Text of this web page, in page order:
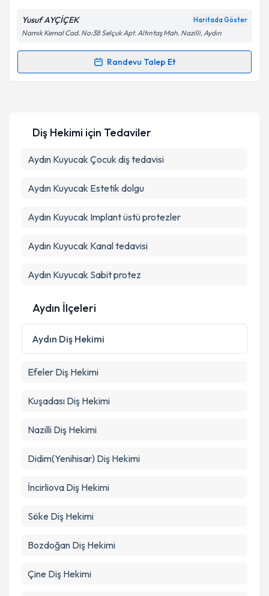
Kişisel verilerimin işlenmesine ilişkin
Metni'ni okudum ve kişisel verilerimin belirtilen
Yusuf AYÇİÇEK Haritada Göster
Namık Kemal Cad. No:38 Selçuk Apt. Altıntaş Mah. Nazilli, Aydın
Randevu Talep Et
Randevu Takvimi Talebi
takvim hazırlandığında e-posta ile bilgilendireceğiz.
E-posta Adresiniz
Kişisel verilerimin işlenmesine ilişkin
Takvim Talebini Gönder
Diş Hekimi için Tedaviler
Aydın Kuyucak Çocuk diş tedavisi
Aydın Kuyucak Estetik dolgu
Aydın Kuyucak Implant üstü protezler
Aydın Kuyucak Kanal tedavisi
Aydın Kuyucak Sabit protez
Aydın İlçeleri
Aydın Diş Hekimi
Efeler Diş Hekimi
Kuşadası Diş Hekimi
Nazilli Diş Hekimi
Didim(Yenihisar) Diş Hekimi
İncirliova Diş Hekimi
Söke Diş Hekimi
Bozdoğan Diş Hekimi
Çine Diş Hekimi